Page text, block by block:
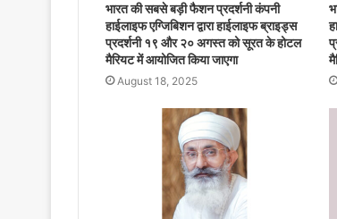
भारत की सबसे बड़ी फैशन प्रदर्शनी कंपनी
हाईलाइफ एग्जिबिशन द्वारा हाईलाइफ ब्राइड्स
प्रदर्शनी १९ और २० अगस्त को सूरत के होटल
मैरियट में आयोजित किया जाएगा
August 18, 2025